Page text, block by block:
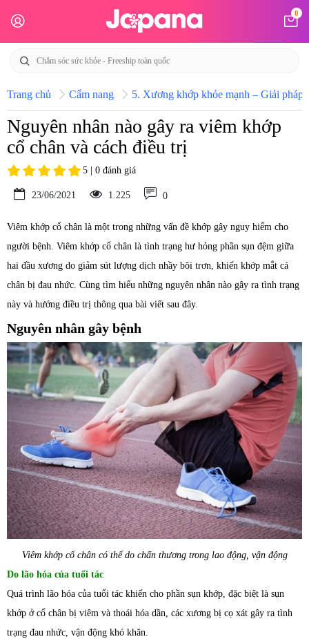
0
Trang chủ Cẩm nang 5. Xương khớp khỏe mạnh – Giải pháp
Nguyên nhân nào gây ra viêm khớp
cổ chân và cách điều trị
5 | 0 đánh giá
23/06/2021 1.225 0
Viêm khớp cổ chân là một trong những vấn đề khớp gây nguy hiểm cho
người bệnh. Viêm khớp cổ chân là tình trạng hư hỏng phần sụn đệm giữa
hai đầu xương do giảm sút lượng dịch nhầy bôi trơn, khiến khớp mắt cá
chân bị đau nhức. Cùng tìm hiểu những nguyên nhân nào gây ra tình trạng
này và hướng điều trị thông qua bài viết sau đây.
Nguyên nhân gây bệnh
Viêm khớp cổ chân có thể do chấn thương trong lao động, vận động
Do lão hóa của tuổi tác
Quá trình lão hóa của tuổi tác khiến cho phần sụn khớp, đặc biệt là sụn
khớp ở cổ chân bị viêm và thoái hóa dần, các xương bị cọ xát gây ra tình
trạng đau nhức, vận động khó khăn.